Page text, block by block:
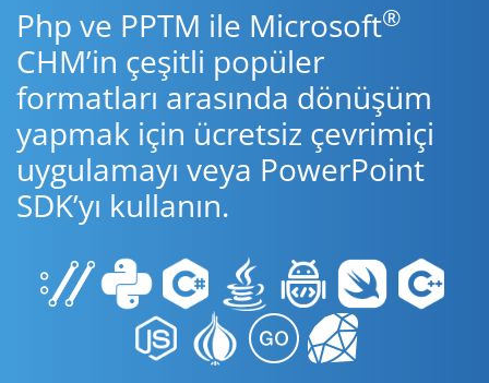
Php ve PPTM ile Microsoft®
CHM’in çeşitli popüler
formatları arasında dönüşüm
yapmak için ücretsiz çevrimiçi
uygulamayı veya PowerPoint
SDK’yı kullanın.